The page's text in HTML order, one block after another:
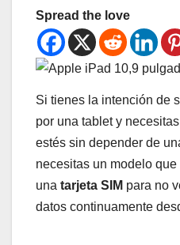
Spread the love
Si tienes la intención de
por una tablet y
estés sin depender de
necesitas un modelo
una tarjeta SIM para no
datos continuamente